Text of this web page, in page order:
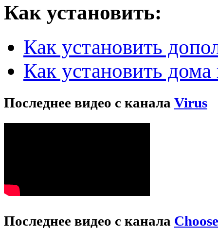
Как установить:
Как установить
Как установить
Последнее видео с канала Virus
Последнее видео с канала